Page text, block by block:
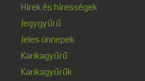
Hírek és hírességek
Jegygyűrű
Jeles ünnepek
Karikagyűrű
Karikagyűrűk